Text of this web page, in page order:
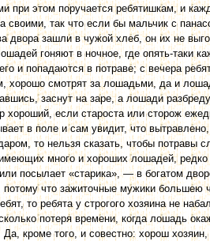
при этом поручается ребятишкам, и
своими, так что если бы мальчик с
двора зашли в чужой хлеб, он их не
гоняют в ночное, где опять-таки
и попадаются в потраве; с вечера
хорошо смотрят за лошадьми, да и
заснут на заре, а лошади
хороший, если староста или сторож
в поле и сам увидит, что
то нельзя сказать, чтобы потравы
много и хороших лошадей, редко
посылает «ста­рика», — в богатом
потому что зажиточные мужики большею
то ребята у строгого хозяина не
потеря времени, когда лошадь
Да, кроме того, и совестно: хорош